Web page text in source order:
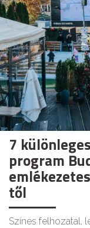
7
program
től
Színes felhozatal,